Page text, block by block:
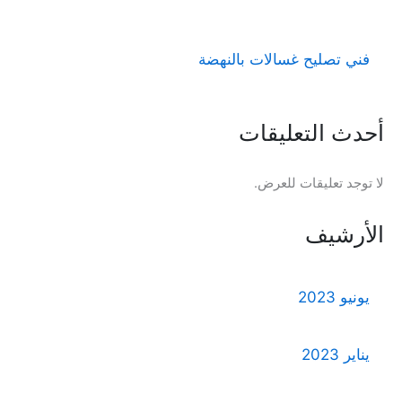
فني تصليح غسالات بالنهضة
أحدث التعليقات
لا توجد تعليقات للعرض.
الأرشيف
يونيو 2023
يناير 2023